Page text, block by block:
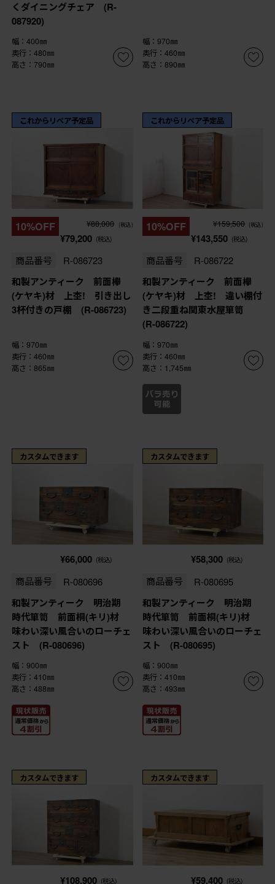
くダイニングチェア (R-
087920)
幅：400㎜
奥行：480㎜
高さ：790㎜
幅：970㎜
奥行：460㎜
高さ：890㎜
これからリペア予定品
10%OFF ¥88,000 (税込)
¥79,200 (税込)
商品番号 R-086723
和製アンティーク 前面欅
(ケヤキ)材 上杢! 引き出し
3杯付きの戸棚 (R-086723)
幅：970㎜
奥行：460㎜
高さ：865㎜
これからリペア予定品
10%OFF ¥159,500 (税込)
¥143,550 (税込)
商品番号 R-086722
和製アンティーク 前面欅
(ケヤキ)材 上杢! 違い棚付
き二段重ね関東水屋箪笥
(R-086722)
幅：970㎜
奥行：460㎜
高さ：1,745㎜
カスタムできます
¥66,000 (税込)
商品番号 R-080696
和製アンティーク 明治期
時代箪笥 前面桐(キリ)材
味わい深い風合いのローチェ
スト (R-080696)
幅：900㎜
奥行：410㎜
高さ：488㎜
カスタムできます
¥58,300 (税込)
商品番号 R-080695
和製アンティーク 明治期
時代箪笥 前面桐(キリ)材
味わい深い風合いのローチェ
スト (R-080695)
幅：900㎜
奥行：410㎜
高さ：493㎜
カスタムできます
¥108,900 (税込)
カスタムできます
¥59,400 (税込)